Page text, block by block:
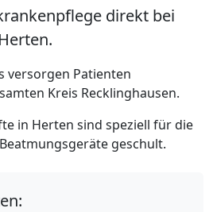
direkt bei
versorgen Patienten
Kreis Recklinghausen.
in Herten sind speziell für die
geschult.